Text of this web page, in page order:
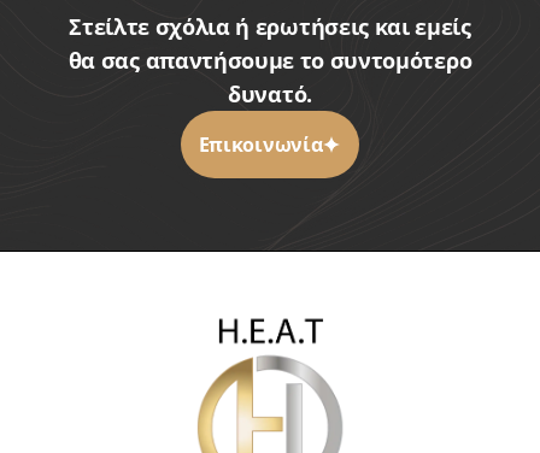
Στείλτε σχόλια ή ερωτήσεις και εμείς
θα σας απαντήσουμε το συντομότερο
δυνατό.
Επικοινωνία